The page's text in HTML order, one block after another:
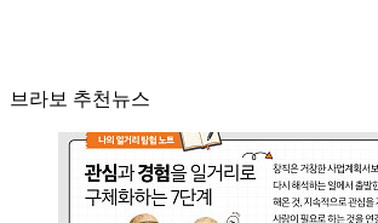
브라보 추천뉴스